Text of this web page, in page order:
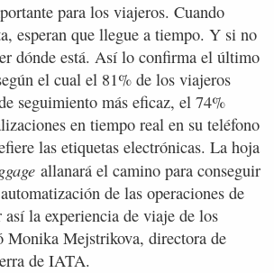
para los viajeros. Cuando
esperan que llegue a tiempo. Y si no
dónde está. Así lo confirma el último
el cual el 81% de los viajeros
seguimiento más eficaz, el 74%
en tiempo real en su teléfono
las etiquetas electrónicas. La hoja
allanará el camino para conseguir
de las operaciones de
la experiencia de viaje de los
Monika Mejstrikova, directora de
de IATA.